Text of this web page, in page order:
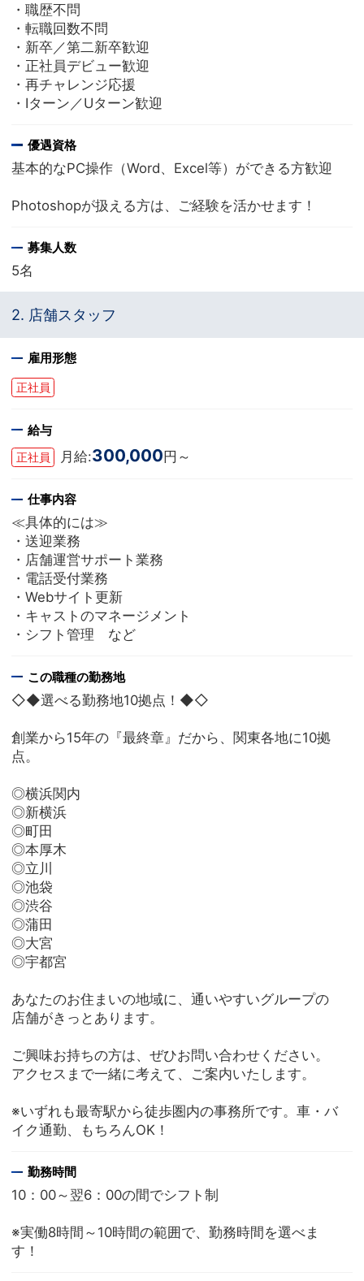
・職歴不問
・転職回数不問
・新卒／第二新卒歓迎
・正社員デビュー歓迎
・再チャレンジ応援
・Iターン／Uターン歓迎
優遇資格
基本的なPC操作（Word、Excel等）ができる方歓迎
Photoshopが扱える方は、ご経験を活かせます！
募集人数
5名
2. 店舗スタッフ
雇用形態
正社員
給与
正社員 月給:300,000円～
仕事内容
≪具体的には≫
・送迎業務
・店舗運営サポート業務
・電話受付業務
・Webサイト更新
・キャストのマネージメント
・シフト管理 など
この職種の勤務地
◇◆選べる勤務地10拠点！◆◇
創業から15年の『最終章』だから、関東各地に10拠
点。
◎横浜関内
◎新横浜
◎町田
◎本厚木
◎立川
◎池袋
◎渋谷
◎蒲田
◎大宮
◎宇都宮
あなたのお住まいの地域に、通いやすいグループの
店舗がきっとあります。
ご興味お持ちの方は、ぜひお問い合わせください。
アクセスまで一緒に考えて、ご案内いたします。
※いずれも最寄駅から徒歩圏内の事務所です。車・バ
イク通勤、もちろんOK！
勤務時間
10：00～翌6：00の間でシフト制
※実働8時間～10時間の範囲で、勤務時間を選べま
す！